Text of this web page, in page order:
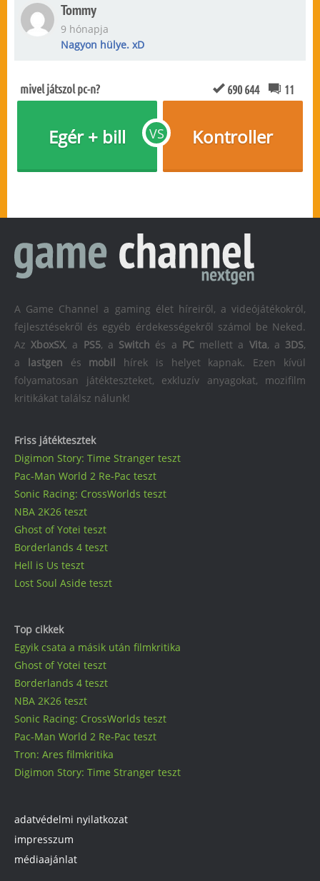
Tommy
9 hónapja
Nagyon hülye. xD
mivel játszol pc-n? 690 644 11
VS
Egér + bill Kontroller
Friss játéktesztek
Digimon Story: Time Stranger teszt
Pac-Man World 2 Re-Pac teszt
Sonic Racing: CrossWorlds teszt
NBA 2K26 teszt
Ghost of Yotei teszt
Borderlands 4 teszt
Hell is Us teszt
Lost Soul Aside teszt
Top cikkek
Egyik csata a másik után filmkritika
Ghost of Yotei teszt
Borderlands 4 teszt
NBA 2K26 teszt
Sonic Racing: CrossWorlds teszt
Pac-Man World 2 Re-Pac teszt
Tron: Ares filmkritika
Digimon Story: Time Stranger teszt
A Game Channel a gaming élet híreiről, a videójátékokról,
fejlesztésekről és egyéb érdekességekről számol be Neked.
AzXboxSX, a PS5, a Switch és a PCmellett a Vita, a 3DS,
a lastgen és mobil hírek is helyet kapnak. Ezen kívül
folyamatosan játékteszteket, exkluzív anyagokat, mozifilm
kritikákat találsz nálunk!
adatvédelmi nyilatkozat
impresszum
médiaajánlat